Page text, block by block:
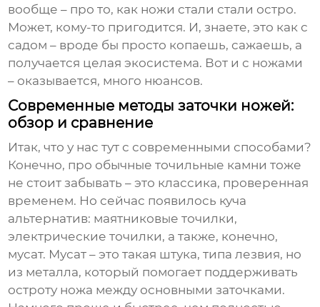
вообще – про то, как ножи стали стали остро.
Может, кому-то пригодится. И, знаете, это как с
садом – вроде бы просто копаешь, сажаешь, а
получается целая экосистема. Вот и с ножами
– оказывается, много нюансов.
Современные методы заточки ножей:
обзор и сравнение
Итак, что у нас тут с современными способами?
Конечно, про обычные точильные камни тоже
не стоит забывать – это классика, проверенная
временем. Но сейчас появилось куча
альтернатив: маятниковые точилки,
электрические точилки, а также, конечно,
мусат. Мусат – это такая штука, типа лезвия, но
из металла, который помогает поддерживать
остроту ножа между основными заточками.